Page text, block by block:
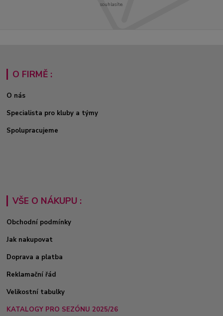
souhlasíte.
O FIRMĚ :
O nás
Specialista pro kluby a týmy
Spolupracujeme
VŠE O NÁKUPU :
Obchodní podmínky
Jak nakupovat
Doprava a platba
Reklamační řád
Velikostní tabulky
KATALOGY PRO SEZÓNU 2025/26